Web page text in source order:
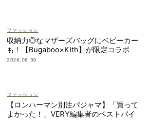
ファッション
収納力◎なマザーズバッグにベビーカー
も！【Bugaboo×Kith】が限定コラボ
2026.06.30
ファッション
【ロンハーマン別注パジャマ】「買って
よかった！」VERY編集者のベストバイ